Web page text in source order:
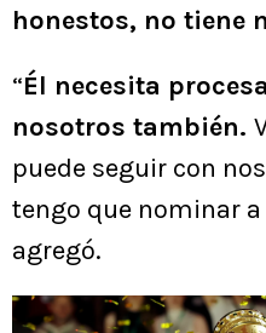
honestos, no tiene
“Él necesita
nosotros también.
puede seguir con
tengo que nominar
agregó.